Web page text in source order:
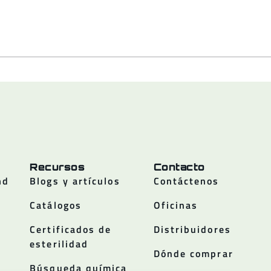
Recursos
Blogs y artículos
Catálogos
Certificados de
esterilidad
Contacto
Contáctenos
Oficinas
Distribuidores
Dónde comprar